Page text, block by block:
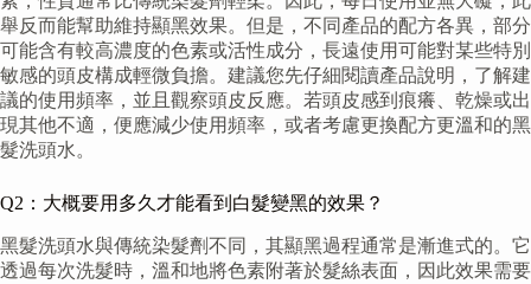
舉反而能幫助維持顯黑效果。但是，不同產品的配方各異，部分
可能含有較高濃度的色素或活性成分，長遠使用可能對某些特別
敏感的頭皮構成輕微負擔。建議您先仔細閱讀產品說明，了解建
議的使用頻率，並且觀察頭皮反應。若頭皮感到痕癢、乾燥或出
現其他不適，便應減少使用頻率，或者考慮更換配方更溫和的黑
髮洗頭水。
Q2：大概要用多久才能看到白髮變黑的效果？
黑髮洗頭水與傳統染髮劑不同，其顯黑過程通常是漸進式的。它
透過每次洗髮時，溫和地將色素附著於髮絲表面，因此效果需要